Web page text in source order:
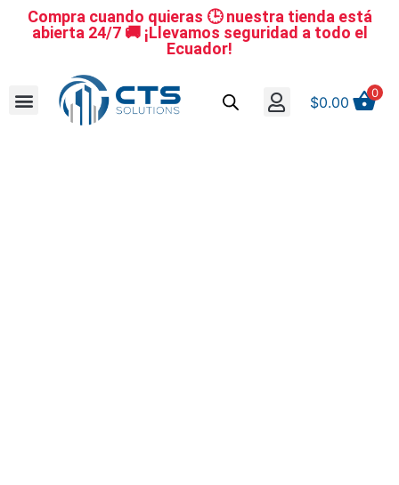
Compra cuando quieras 🕒 nuestra tienda está
abierta 24/7 🚚 ¡Llevamos seguridad a todo el
Ecuador!
$0.00
0